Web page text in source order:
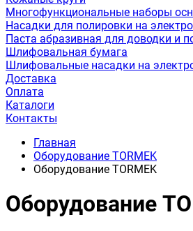
Многофункциональные наборы
Насадки для полировки на
Паста абразивная для доводки и
Шлифовальная бумага
Шлифовальные насадки на
Доставка
Оплата
Каталоги
Контакты
Главная
Оборудование TORMEK
Оборудование TORMEK
Оборудование